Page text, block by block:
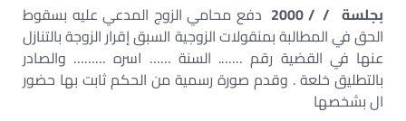
بجلسة / / 2000
دفع محامي الزوج المدعي عليه بسقوط
الحق في المطالبة بمنقولات الزوجية السبق إقرار الزوجة بالتنازل
عنها في القضية رقم ……. السنة …… اسره ……… والصادر
بالتطليق خلعة . وقدم صورة رسمية من الحكم ثابت بها حضور
ال بشخصها